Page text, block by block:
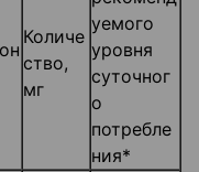
Количе
ство,
мг
уемого
уровня
суточног
о
потребле
ния*